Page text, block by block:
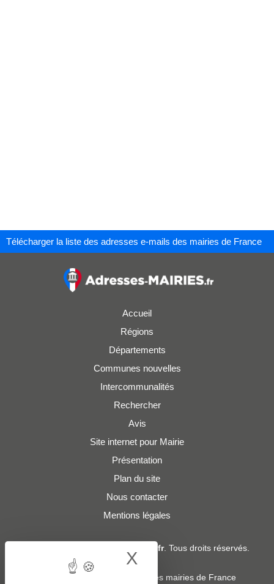
Télécharger la liste des adresses e-mails des mairies de France
Accueil
Régions
Départements
Communes nouvelles
Intercommunalités
Rechercher
Avis
Site internet pour Mairie
Présentation
Plan du site
Nous contacter
Mentions légales
Adresses-Mairies.fr. Tous droits réservés.
Services :
Liste des adresses e-mails des mairies de France
X